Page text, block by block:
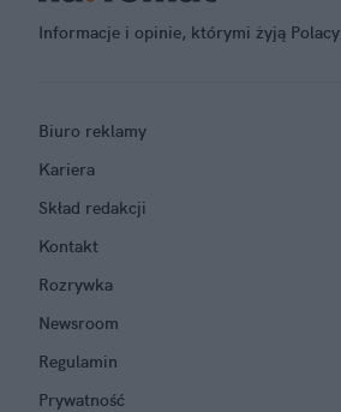
Informacje i opinie, którymi żyją Polacy.
Biuro reklamy
Kariera
Skład redakcji
Kontakt
Rozrywka
Newsroom
Regulamin
Prywatność